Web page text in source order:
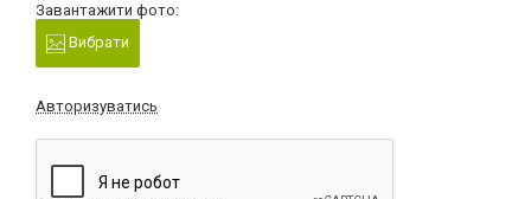
Завантажити фото:
Вибрати
Авторизуватись